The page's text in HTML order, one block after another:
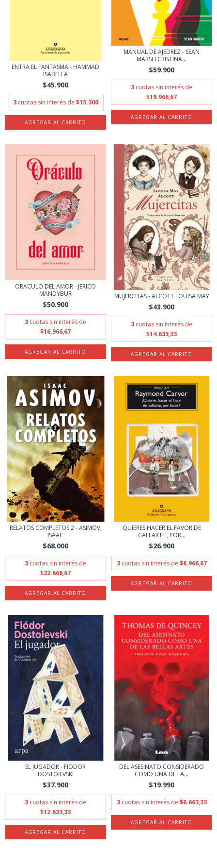
ENTRA EL FANTASMA - HAMMAD
ISABELLA
$45.900
3 cuotas sin interés de $15.300
MANUAL DE AJEDREZ - SEAN
MARSH CRISTINA...
$59.900
3 cuotas sin interés de
$19.966,67
ORACULO DEL AMOR - JERICO
MANDYBUR
$50.900
3 cuotas sin interés de
$16.966,67
MUJERCITAS - ALCOTT LOUISA MAY
$43.900
3 cuotas sin interés de
$14.633,33
RELATOS COMPLETOS 2 - ASIMOV,
ISAAC
$68.000
3 cuotas sin interés de
$22.666,67
QUIERES HACER EL FAVOR DE
CALLARTE , POR...
$26.900
3 cuotas sin interés de $8.966,67
EL JUGADOR - FIODOR
DOSTOIEVSKI
$37.900
3 cuotas sin interés de
$12.633,33
DEL ASESINATO CONSIDERADO
COMO UNA DE LA...
$19.990
3 cuotas sin interés de $6.663,33